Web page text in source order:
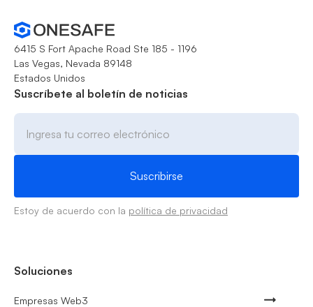
6415 S Fort Apache Road Ste 185 - 1196
Las Vegas, Nevada 89148
Estados Unidos
Suscríbete al boletín de noticias
Estoy de acuerdo con la política de privacidad
Soluciones
Empresas Web3